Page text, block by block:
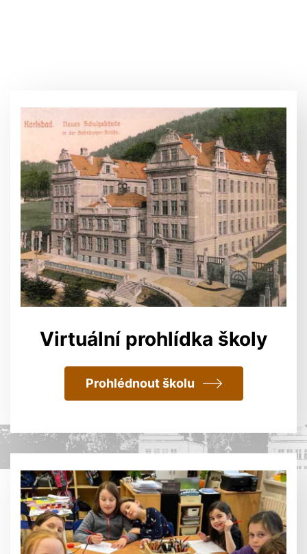
Virtuální prohlídka školy
Prohlédnout školu